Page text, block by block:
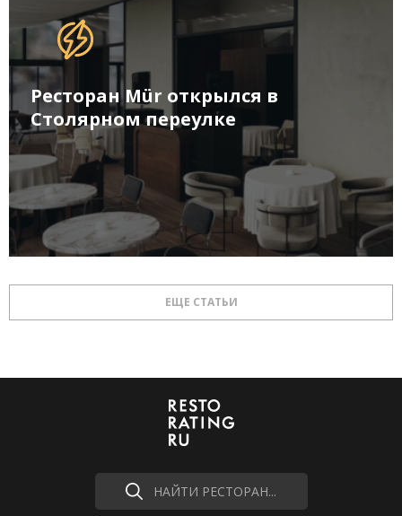
Ресторан Mür открылся в
Столярном переулке
ЕЩЕ СТАТЬИ
НАЙТИ РЕСТОРАН...